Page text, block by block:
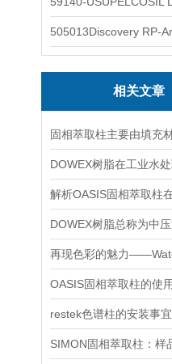
相关文章
restek色谱柱的安装事宜